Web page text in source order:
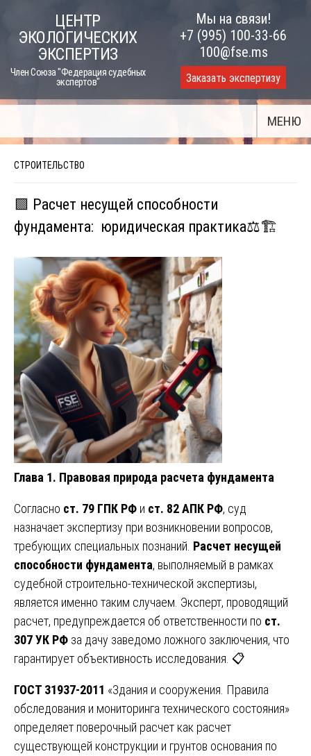
content
ЦЕНТР
ЭКОЛОГИЧЕСКИХ
ЭКСПЕРТИЗ
Член Союза "Федерация судебных
экспертов"
Мы на связи!
+7 (995) 100-33-66
100@fse.ms
Заказать экспертизу
МЕНЮ
СТРОИТЕЛЬСТВО
🟩 Расчет несущей способности
фундамента: юридическая практика⚖️🏗️
Глава 1. Правовая природа расчета фундамента
Согласно ст. 79 ГПК РФ и ст. 82 АПК РФ, суд
назначает экспертизу при возникновении вопросов,
требующих специальных познаний. Расчет несущей
способности фундамента, выполняемый в рамках
судебной строительно-технической экспертизы,
является именно таким случаем. Эксперт, проводящий
расчет, предупреждается об ответственности по ст.
307 УК РФ за дачу заведомо ложного заключения, что
гарантирует объективность исследования. 📋
ГОСТ 31937-2011 «Здания и сооружения. Правила
обследования и мониторинга технического состояния»
определяет поверочный расчет как расчет
существующей конструкции и грунтов основания по